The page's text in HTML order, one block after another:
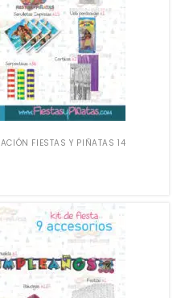
FIESTAS Y PIÑATAS 14